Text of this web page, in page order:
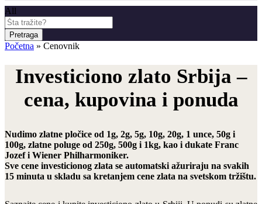
All
Pretraga
Početna » Cenovnik
Investiciono zlato Srbija –
cena, kupovina i ponuda
Nudimo zlatne pločice od 1g, 2g, 5g, 10g, 20g, 1 unce, 50g i
100g, zlatne poluge od 250g, 500g i 1kg, kao i dukate Franc
Jozef i Wiener Philharmoniker.
Sve cene investicionog zlata se automatski ažuriraju na svakih
15 minuta u skladu sa kretanjem cene zlata na svetskom tržištu.